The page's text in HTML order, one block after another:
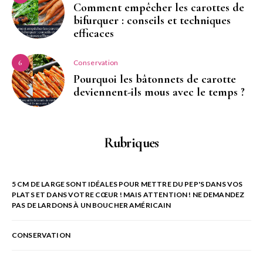
Comment empêcher les carottes de
bifurquer : conseils et techniques
efficaces
6 Conservation
Pourquoi les bâtonnets de carotte
deviennent-ils mous avec le temps ?
Rubriques
5 CM DE LARGE SONT IDÉALES POUR METTRE DU PEP'S DANS VOS
PLATS ET DANS VOTRE CŒUR ! MAIS ATTENTION ! NE DEMANDEZ
PAS DE LARDONS À UN BOUCHER AMÉRICAIN
CONSERVATION